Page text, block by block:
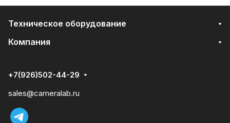
Техническое оборудование
Компания
+7(926)502-44-29
sales@cameralab.ru